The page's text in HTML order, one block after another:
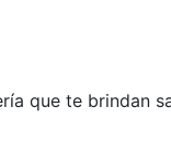
que te brindan